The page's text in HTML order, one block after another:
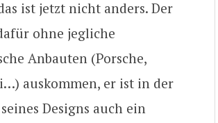
ist jetzt nicht anders. Der
ohne jegliche
Anbauten (Porsche,
auskommen, er ist in der
Designs auch ein